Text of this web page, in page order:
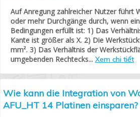
Auf Anregung zahlreicher Nutzer führt
oder mehr Durchgänge durch, wenn
Bedingungen erfüllt ist: 1) Das
Kante ist größer als X. 2) Die
mm². 3) Das Verhältnis der
umgebenden Rechtecks... Xem chi tiết
Wie kann die Integration von
AFU_HT 14 Platinen einsparen?